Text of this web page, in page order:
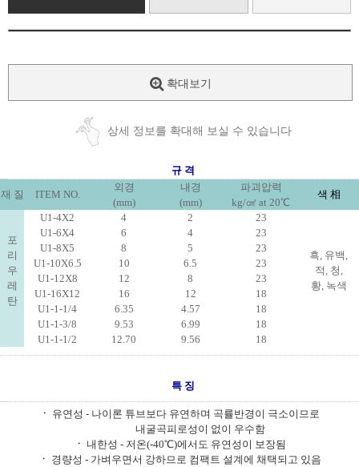
확대보기
상세 정보를 확대해 보실 수 있습니다
규 격
재 질
ITEM NO.
외경
(mm)
내경
(mm)
파괴압력
kg/㎠ at 20℃
색 相
포
리
우
레
탄
U1-4X2 4 2 23
흑, 유백,
적, 청,
황, 녹색
U1-6X4 6 4
23
U1-8X5
8 5
23
U1-10X6.5
10 6.5
23
U1-12X8
12 8
23
U1-16X12
16 12
18
U1-1-1/4
6.35 4.57
18
U1-1-3/8
9.53 6.99
18
U1-1-1/2
12.70 9.56 18
특 징
ㆍ 유연성 - 나이론 튜브보다 유연하며 곡률반경이 극소이므로
내굴곡피로성이 없이 우수함
ㆍ 내한성 - 저온(-40℃)에서도 유연성이 보장됨
ㆍ 경량성 - 가벼우면서 강하므로 컴팩트 설계에 채택되고 있음